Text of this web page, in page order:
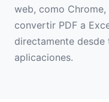
web, como
convertir PDF a
directamente
aplicaciones.